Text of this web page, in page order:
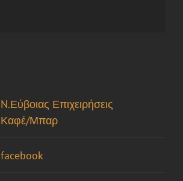
N.Εύβοιας Επιχειρήσεις
Καφέ/Μπαρ
facebook